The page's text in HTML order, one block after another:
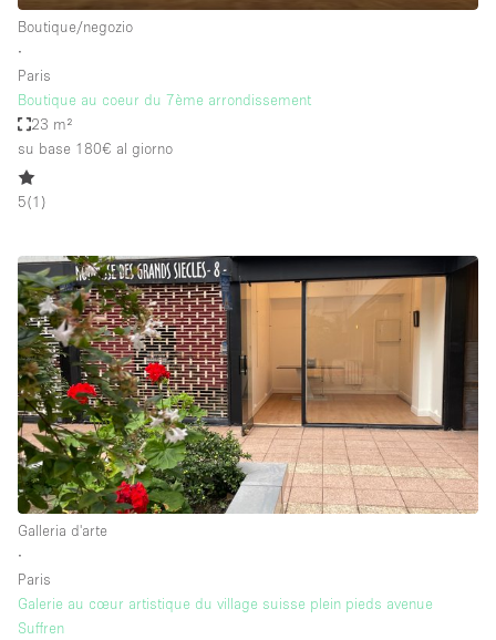
Boutique/negozio
∙
Paris
Boutique au coeur du 7ème arrondissement
23 m²
su base 180€ al giorno
5(1 )
Galleria d'arte
∙
Paris
Galerie au cœur artistique du village suisse plein pieds avenue
Suffren